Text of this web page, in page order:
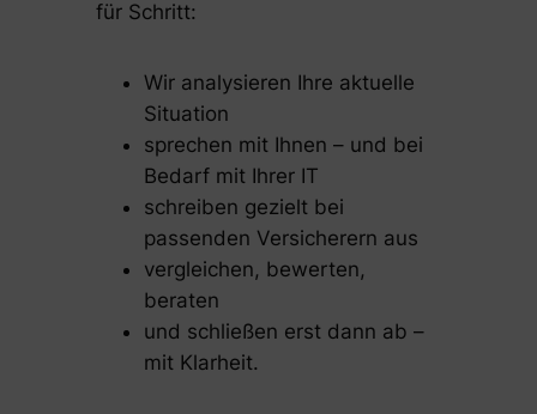
für Schritt:
Wir analysieren Ihre aktuelle
Situation
sprechen mit Ihnen – und bei
Bedarf mit Ihrer IT
schreiben gezielt bei
passenden Versicherern aus
vergleichen, bewerten,
beraten
und schließen erst dann ab –
mit Klarheit.